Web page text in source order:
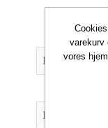
varekurv
vores